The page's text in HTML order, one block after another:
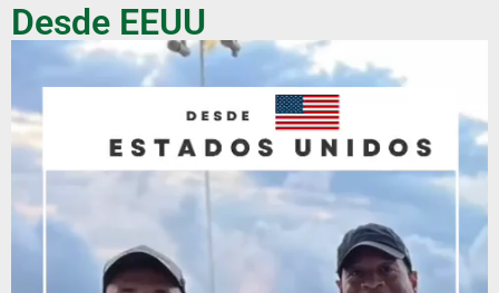
Desde EEUU